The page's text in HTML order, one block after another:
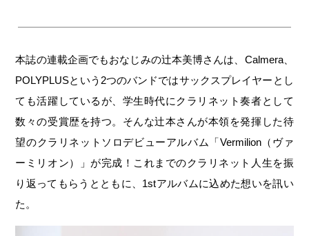
本誌の連載企画でもおなじみの辻本美博さんは、Calmera、
POLYPLUSという2つのバンドではサックスプレイヤーとし
ても活躍しているが、学生時代にクラリネット奏者として
数々の受賞歴を持つ。そんな辻本さんが本領を発揮した待
望のクラリネットソロデビューアルバム「Vermilion（ヴァ
ーミリオン）」が完成！これまでのクラリネット人生を振
り返ってもらうとともに、1stアルバムに込めた想いを訊い
た。